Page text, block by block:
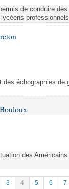
de conduire
professionnels
échographies de
des
3 4 5 6 7